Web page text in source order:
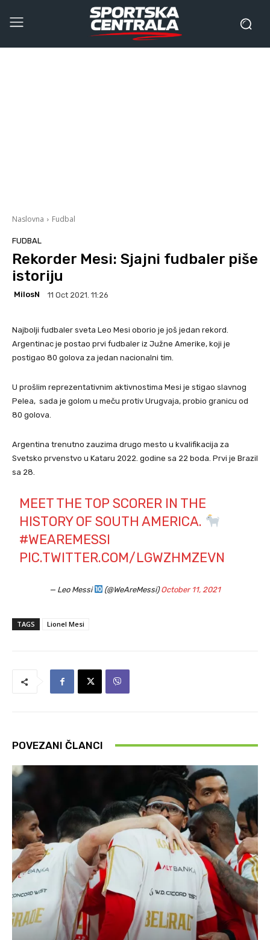
Naslovna Fudbal
FUDBAL
Rekorder Mesi: Sjajni fudbaler piše
istoriju
MilosN 11 Oct 2021. 11:26
Najbolji fudbaler sveta Leo Mesi oborio je još jedan rekord.
Argentinac je postao prvi fudbaler iz Južne Amerike, koji je
postigao 80 golova za jedan nacionalni tim.
U prošlim reprezentativnim aktivnostima Mesi je stigao slavnog
Pelea, sada je golom u meču protiv Urugvaja, probio granicu od
80 golova.
Argentina trenutno zauzima drugo mesto u kvalifikacija za
Svetsko prvenstvo u Kataru 2022. godine sa 22 boda. Prvi je Brazil
sa 28.
MEET THE TOP SCORER IN THE
HISTORY OF SOUTH AMERICA.
#WEAREMESSI
PIC.TWITTER.COM/LGWZHMZEVN
— Leo Messi (@WeAreMessi)October 11, 2021
TAGS Lionel Mesi
POVEZANI ČLANCI